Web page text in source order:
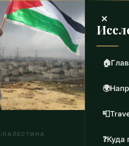
×
🏠
🌍
📮
❓Куда
›ПАЛЕСТИНА